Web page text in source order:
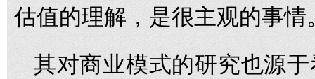
估值的理解，是很主观的事情
其对商业模式的研究也源